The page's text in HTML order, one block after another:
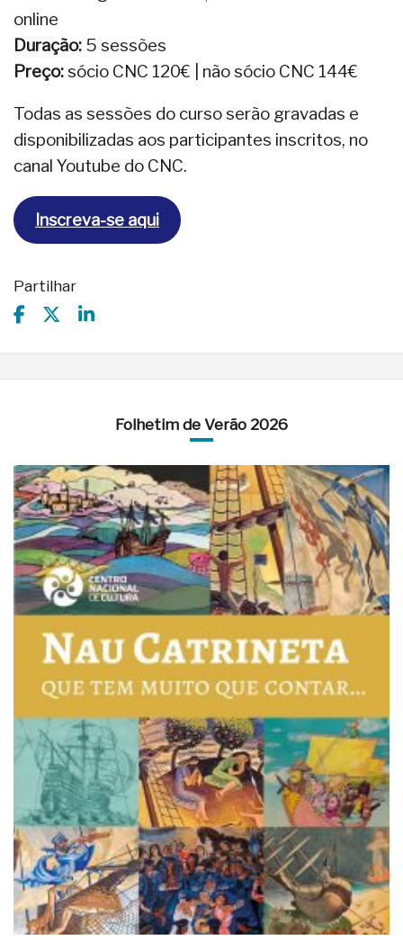
online
Duração: 5 sessões
Preço:sócio CNC 120€ | não sócio CNC 144€
Todas as sessões do curso serão gravadas e
disponibilizadas aos participantes inscritos, no
canal Youtube do CNC.
Inscreva-se aqui
Partilhar
Folhetim de Verão 2026